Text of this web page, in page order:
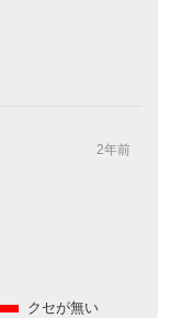
2年前
クセが無い